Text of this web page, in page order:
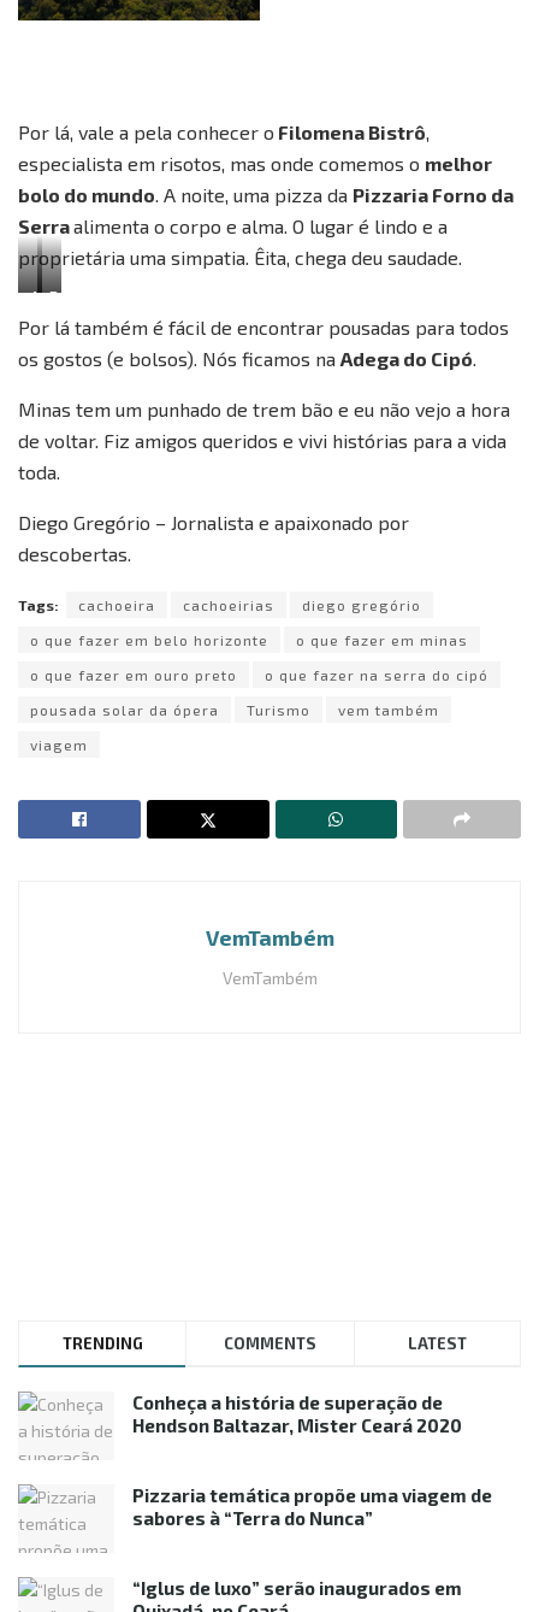
Por lá, vale a pela conhecer o Filomena Bistrô
especialista em risotos, mas onde comemos o melhor
bolo do mundo . A noite, uma pizza da Pizzaria Forno da
Serraalimenta o corpo e alma. O lugar é lindo e a
proprietária uma simpatia. Êita, chega deu saudade.
A
c
h
f
D
a
n
i
o
F
i
l
e
P
i
z
a
d
e
l
i
i
o
s
a
u
Por lá também é fácil de encontrar pousadas para todos
os gostos (e bolsos). Nós ficamos na Adega do Cipó
Minas tem um punhado de trem bão e eu não vejo a hora
de voltar. Fiz amigos queridos e vivi histórias para a vida
toda.
Diego Gregório – Jornalista e apaixonado por
descobertas.
Tags: cachoeira cachoeirias diego gregório
o que fazer em belo horizonte o que fazer em minas
o que fazer em ouro preto o que fazer na serra do cipó
pousada solar da ópera Turismo vem também
viagem
VemTambém
VemTambém
TRENDING COMMENTS LATEST
Conheça a história de superação de
Hendson Baltazar, Mister Ceará 2020
Pizzaria temática propõe uma viagem de
sabores à “Terra do Nunca”
“Iglus de luxo” serão inaugurados em